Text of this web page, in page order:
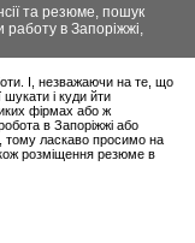
та резюме, пошук
в Запоріжжі,
І, незважаючи на те, що
і куди йти
фірмах або ж
в Запоріжжі або
тому ласкаво просимо на
розміщення резюме в